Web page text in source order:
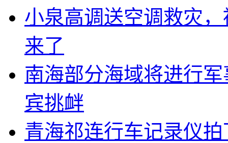
小泉高调送空调救灾
来了
南海部分海域将进行
宾挑衅
青海祁连行车记录仪